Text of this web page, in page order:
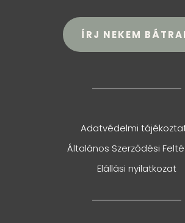
ÍRJ NEKEM
Adatvédelmi
Általános Szerződési
Elállási nyilatkozat